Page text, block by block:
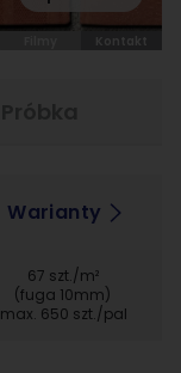
Kontakt
Warianty
67 szt./m²
(fuga 10mm)
max. 650 szt./pal